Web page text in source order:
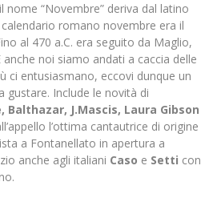
nome “Novembre” deriva dal latino
calendario romano novembre era il
al 470 a.C. era seguito da Maglio,
noi siamo andati a caccia delle
ci entusiasmano, eccovi dunque un
Include le novità di
Balthazar, J.Mascis, Laura Gibson
l’ottima cantautrice di origine
a Fontanellato in apertura a
anche agli italiani Caso e Setti con